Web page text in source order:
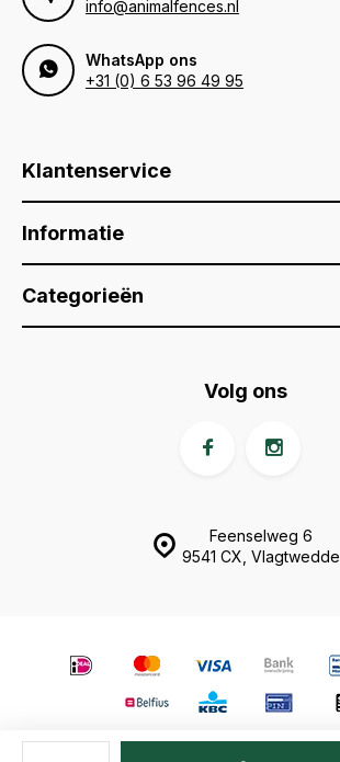
info@animalfences.nl
WhatsApp ons
+31 (0) 6 53 96 49 95
Klantenservice
Informatie
Categorieën
Feenselweg 6
9541 CX, Vlagtwedde
Volg ons